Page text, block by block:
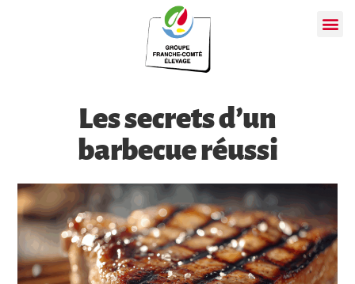
Les secrets d’un
barbecue réussi